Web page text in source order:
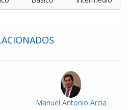
Manuel Antonio Arcia